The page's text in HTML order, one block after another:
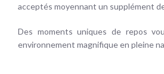
acceptés moyennant un supplément
Des moments uniques de repos
environnement magnifique en pleine